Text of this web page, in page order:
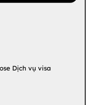
Dịch vụ visa